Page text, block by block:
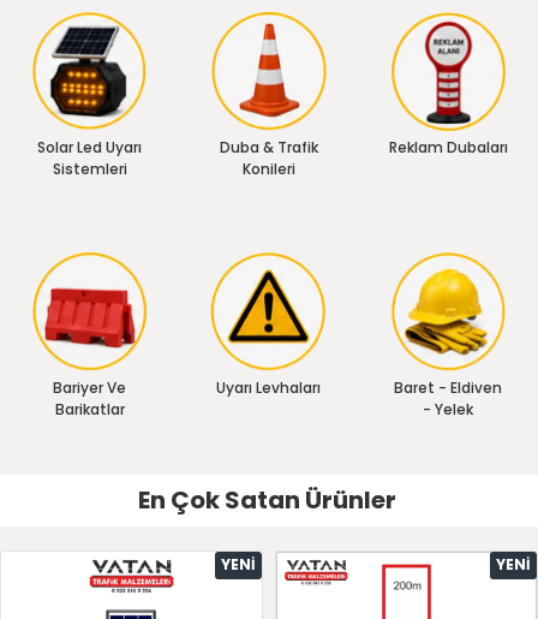
Solar Led Uyarı
Sistemleri
Duba & Trafik
Konileri
Reklam Dubaları
Bariyer Ve
Barikatlar
Uyarı Levhaları
Baret - Eldiven
- Yelek
En Çok Satan Ürünler
YENI YENI